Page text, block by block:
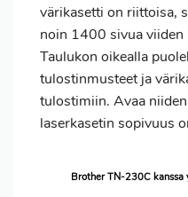
värikasetti on riittoisa,
noin 1400 sivua viiden
Taulukon oikealla
tulostinmusteet ja
tulostimiin. Avaa
laserkasetin sopivuus
Brother TN-230C